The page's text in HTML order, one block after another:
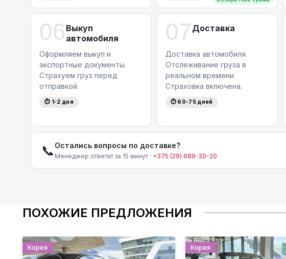
06 Выкуп
автомобиля
Оформляем выкуп и
экспортные документы.
Страхуем груз перед
отправкой.
⏱ 1-2 дня
07 Доставка
Доставка автомобиля.
Отслеживание груза в
реальном времени.
Страховка включена.
⏱ 60-75 дней
📞 Остались вопросы по доставке?
Менеджер ответит за 15 минут · +375 (29) 689-20-20
ПОХОЖИЕ ПРЕДЛОЖЕНИЯ
Корея Корея